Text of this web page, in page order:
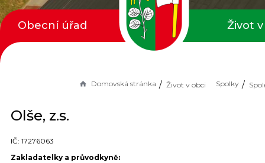
Domovská stránka Život v obci Spolky
Olše, z.s.
IČ: 17276063
Zakladatelky a průvodkyně:
Obecní úřad Život